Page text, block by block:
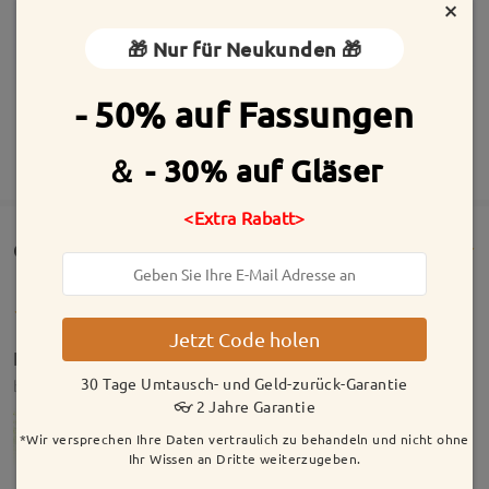
MEHR ANZEIGEN
Customer Reviews(47)
I like it
by on May 21 , 2025
×
🎁 Nur für Neukunden 🎁
- 50% auf Fassungen
＆ - 30% auf Gläser
<Extra Rabatt>
Jetzt Code holen
30 Tage Umtausch- und Geld-zurück-Garantie
👓 2 Jahre Garantie
*Wir versprechen Ihre Daten vertraulich zu behandeln und nicht ohne
Ihr Wissen an Dritte weiterzugeben.